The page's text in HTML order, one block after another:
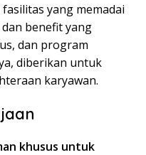
yang memadai
benefit yang
dan program
diberikan untuk
karyawan.
khusus untuk